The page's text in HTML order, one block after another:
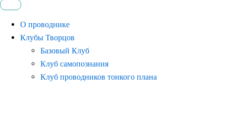
О проводнике
Клубы Творцов
Базовый Клуб
Клуб самопознания
Клуб проводников тонкого плана